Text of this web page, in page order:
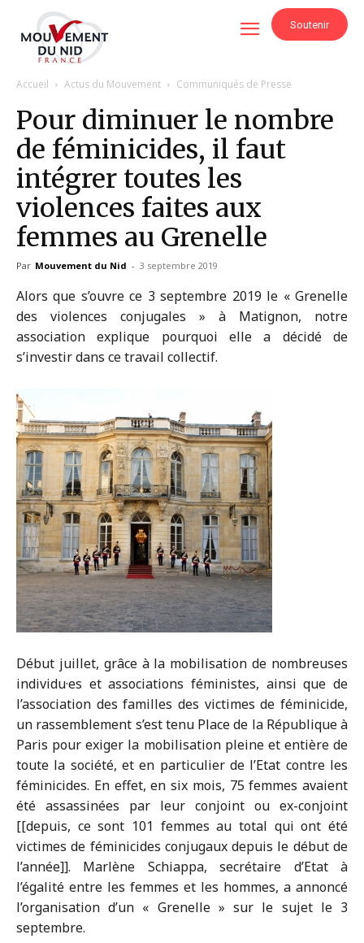
Soutenir
Accueil Actus du Mouvement Communiqués de Presse
Pour diminuer le nombre
de féminicides, il faut
intégrer toutes les
violences faites aux
femmes au Grenelle
Par Mouvement du Nid - 3 septembre 2019
Alors que s’ouvre ce 3 septembre 2019 le « Grenelle
des violences conjugales » à Matignon, notre
association explique pourquoi elle a décidé de
s’investir dans ce travail collectif.
Début juillet, grâce à la mobilisation de nombreuses
individu·es et associations féministes, ainsi que de
l’association des familles des victimes de féminicide,
un rassemblement s’est tenu Place de la République à
Paris pour exiger la mobilisation pleine et entière de
toute la société, et en particulier de l’Etat contre les
féminicides. En effet, en six mois, 75 femmes avaient
été assassinées par leur conjoint ou ex-conjoint
[[depuis, ce sont 101 femmes au total qui ont été
victimes de féminicides conjugaux depuis le début de
l’année]]. Marlène Schiappa, secrétaire d’Etat à
l’égalité entre les femmes et les hommes, a annoncé
l’organisation d’un « Grenelle » sur le sujet le 3
septembre.